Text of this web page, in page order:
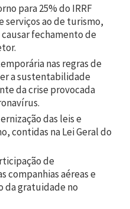
para 25% do IRRF
serviços ao de turismo,
fechamento de
nas regras de
a sustentabilidade
da crise provocada
das leis e
contidas na Lei Geral do
de
companhias aéreas e
da gratuidade no